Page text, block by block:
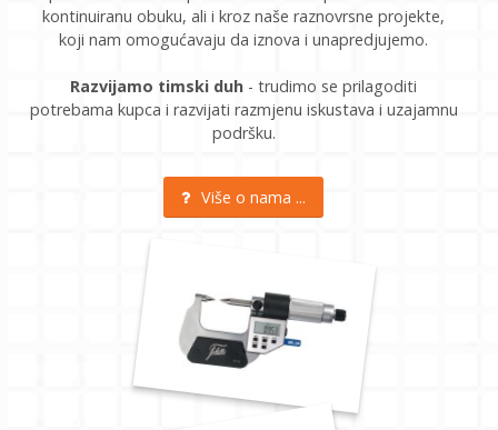
kontinuiranu obuku, ali i kroz naše raznovrsne projekte,
koji nam omogućavaju da iznova i unapredjujemo.
Razvijamo timski duh - trudimo se prilagoditi
potrebama kupca i razvijati razmjenu iskustava i uzajamnu
podršku.
Više o nama ...